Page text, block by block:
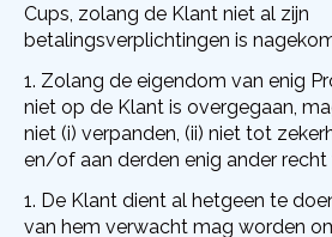
Cups, zolang de Klant niet al zijn
betalingsverplichtingen is
Zolang de eigendom van enig
niet op de Klant is overgegaan,
niet (i) verpanden, (ii) niet tot
en/of aan derden enig ander recht
De Klant dient al hetgeen te
van hem verwacht mag worden